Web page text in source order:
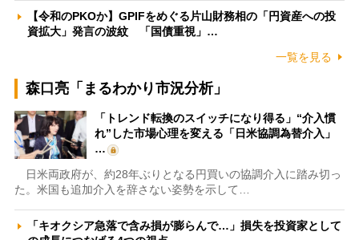
【令和のPKOか】GPIFをめぐる片山財務相の「円資産への投
資拡大」発言の波紋 「国債重視」…
一覧を見る
森口亮「まるわかり市況分析」
「トレンド転換のスイッチになり得る」“介入慣
れ”した市場心理を変える「日米協調為替介入」
…
日米両政府が、約28年ぶりとなる円買いの協調介入に踏み切っ
た。米国も追加介入を辞さない姿勢を示して…
「キオクシア急落で含み損が膨らんで…」損失を投資家として